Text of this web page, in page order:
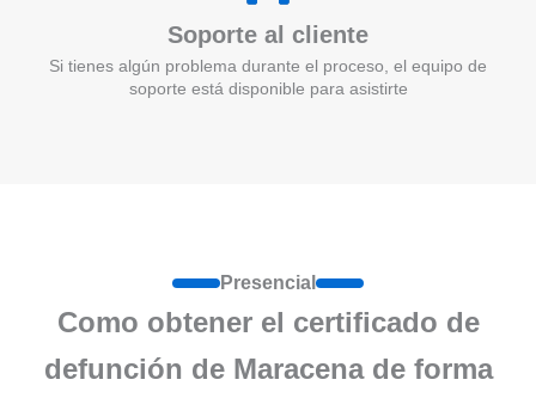
Soporte al cliente
Si tienes algún problema durante el proceso, el equipo de
soporte está disponible para asistirte
Presencial
Como obtener el certificado de
defunción de Maracena de forma